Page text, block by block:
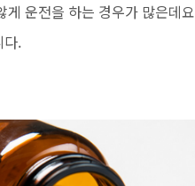
게 운전을 하는 경우가 많은데
다.